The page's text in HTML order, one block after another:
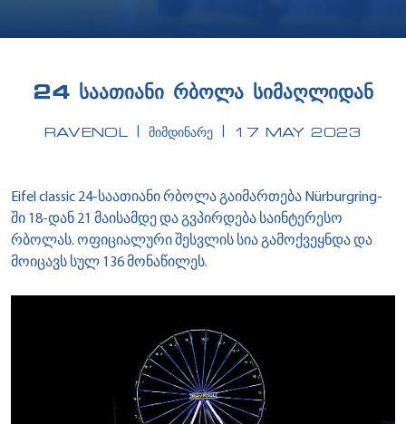
24 ᲡᲐᲐᲗᲘᲐᲜᲘ ᲠᲑᲝᲚᲐ ᲡᲘᲛᲐᲦᲚᲘᲓᲐᲜ
RAVENOL ᲛᲘᲛᲓᲘᲜᲐᲠᲔ 17 MAY 2023
Eifel classic 24-საათიანი რბოლა გაიმართება Nürburgring-
ში 18-დან 21 მაისამდე და გვპირდება საინტერესო
რბოლას. ოფიციალური შესვლის სია გამოქვეყნდა და
მოიცავს სულ 136 მონაწილეს.